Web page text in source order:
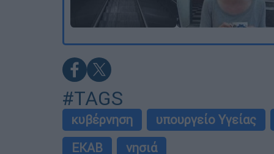
#TAGS
κυβέρνηση υπουργείο Υγείας
ΕΚΑΒ
νησιά